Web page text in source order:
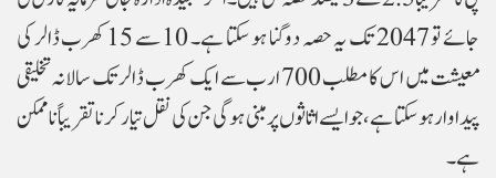
جائے تو 2047 تک یہ حصہ دوگنا ہو سکتا ہے۔ 10 سے 15 کھرب ڈالر کی
معیشت میں اس کا مطلب 700 ارب سے ایک کھرب ڈالر تک سالانہ تخلیقی
پیداوار ہو سکتا ہے، جو ایسے اثاثوں پر مبنی ہوگی جن کی نقل تیار کرنا تقریباً ناممکن
ہے۔